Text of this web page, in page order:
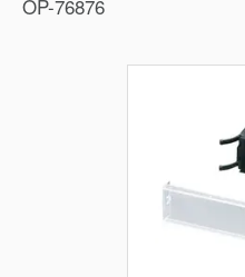
OP-76876